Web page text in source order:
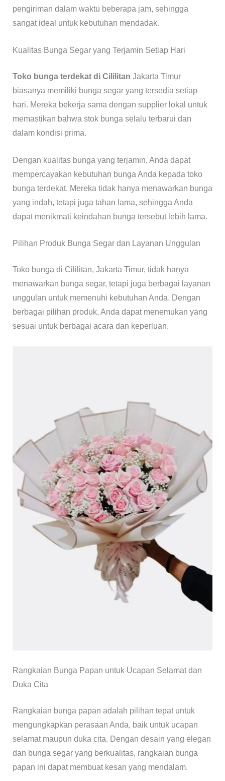
pengiriman dalam waktu beberapa jam, sehingga
sangat ideal untuk kebutuhan mendadak.
Kualitas Bunga Segar yang Terjamin Setiap Hari
Toko bunga terdekat di Cililitan Jakarta Timur
biasanya memiliki bunga segar yang tersedia setiap
hari. Mereka bekerja sama dengan supplier lokal untuk
memastikan bahwa stok bunga selalu terbarui dan
dalam kondisi prima.
Dengan kualitas bunga yang terjamin, Anda dapat
mempercayakan kebutuhan bunga Anda kepada toko
bunga terdekat. Mereka tidak hanya menawarkan bunga
yang indah, tetapi juga tahan lama, sehingga Anda
dapat menikmati keindahan bunga tersebut lebih lama.
Pilihan Produk Bunga Segar dan Layanan Unggulan
Toko bunga di Cililitan, Jakarta Timur, tidak hanya
menawarkan bunga segar, tetapi juga berbagai layanan
unggulan untuk memenuhi kebutuhan Anda. Dengan
berbagai pilihan produk, Anda dapat menemukan yang
sesuai untuk berbagai acara dan keperluan.
Rangkaian Bunga Papan untuk Ucapan Selamat dan
Duka Cita
Rangkaian bunga papan adalah pilihan tepat untuk
mengungkapkan perasaan Anda, baik untuk ucapan
selamat maupun duka cita. Dengan desain yang elegan
dan bunga segar yang berkualitas, rangkaian bunga
papan ini dapat membuat kesan yang mendalam.